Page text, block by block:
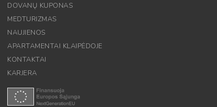
DOVANŲ KUPONAS
MEDTURIZMAS
NAUJIENOS
APARTAMENTAI KLAIPĖDOJE
KONTAKTAI
KARJERA